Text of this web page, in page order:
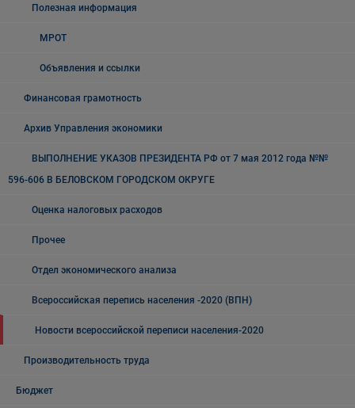
Полезная информация
МРОТ
Объявления и ссылки
Финансовая грамотность
Архив Управления экономики
ВЫПОЛНЕНИЕ УКАЗОВ ПРЕЗИДЕНТА РФ от 7 мая 2012 года №№
596-606 В БЕЛОВСКОМ ГОРОДСКОМ ОКРУГЕ
Оценка налоговых расходов
Прочее
Отдел экономического анализа
Всероссийская перепись населения -2020 (ВПН)
Новости всероссийской переписи населения-2020
Производительность труда
Бюджет